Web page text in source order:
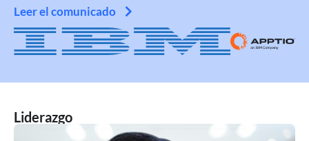
Leer el comunicado
Liderazgo